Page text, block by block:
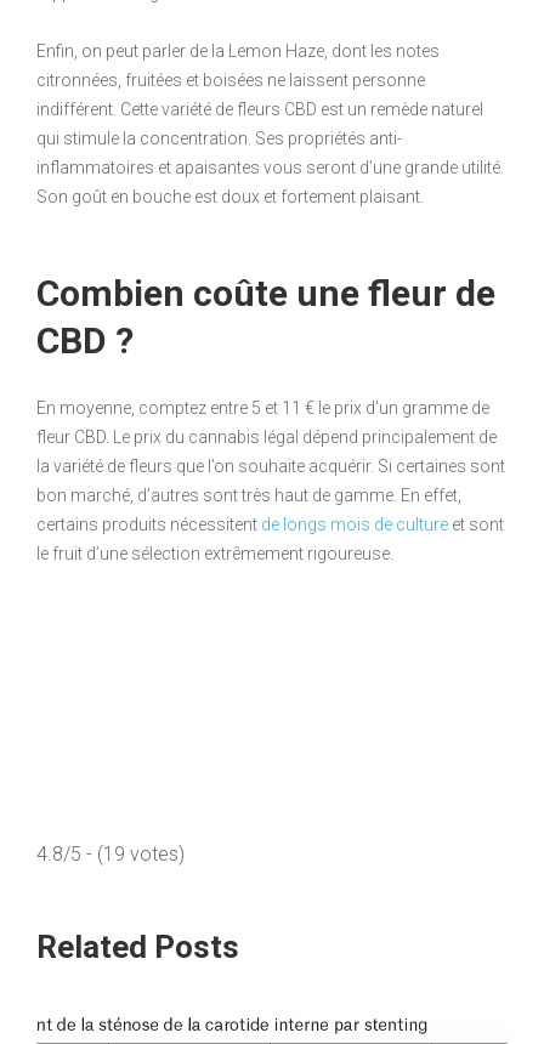
Enfin, on peut parler de la Lemon Haze, dont les notes
citronnées, fruitées et boisées ne laissent personne
indifférent. Cette variété de fleurs CBD est un remède naturel
qui stimule la concentration. Ses propriétés anti-
inflammatoires et apaisantes vous seront d’une grande utilité.
Son goût en bouche est doux et fortement plaisant.
Combien coûte une fleur de
CBD ?
En moyenne, comptez entre 5 et 11 € le prix d’un gramme de
fleur CBD. Le prix du cannabis légal dépend principalement de
la variété de fleurs que l’on souhaite acquérir. Si certaines sont
bon marché, d’autres sont très haut de gamme. En effet,
certains produits nécessitent de longs mois de culture et sont
le fruit d’une sélection extrêmement rigoureuse.
4.8/5 - (19 votes)
Related Posts